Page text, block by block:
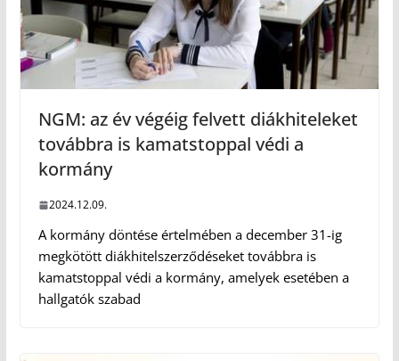
NGM: az év végéig felvett diákhiteleket
továbbra is kamatstoppal védi a
kormány
2024.12.09.
A kormány döntése értelmében a december 31-ig
megkötött diákhitelszerződéseket továbbra is
kamatstoppal védi a kormány, amelyek esetében a
hallgatók szabad